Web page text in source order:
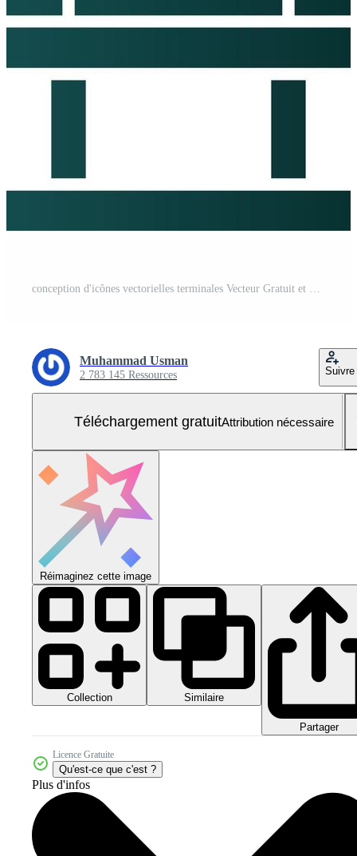
conception d'icônes vectorielles terminales Vecteur Gratuit et SVG Gratuit
Muhammad Usman
2 783 145 Ressources Suivre
Téléchargement gratuitAttribution nécessaire
Réimaginez cette image
Collection Similaire
Partager
Licence Gratuite
Qu'est-ce que c'est ?
Plus d'infos